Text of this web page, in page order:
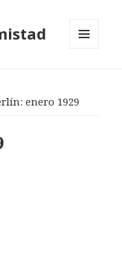
enero 1929